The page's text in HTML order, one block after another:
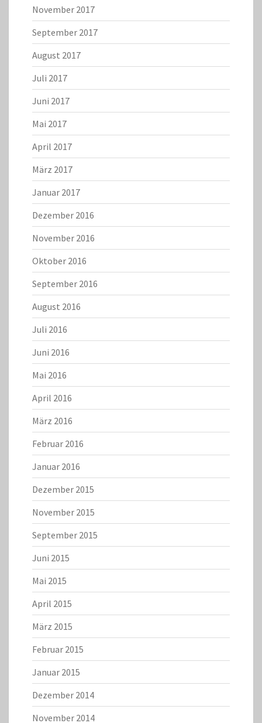
November 2017
September 2017
August 2017
Juli 2017
Juni 2017
Mai 2017
April 2017
März 2017
Januar 2017
Dezember 2016
November 2016
Oktober 2016
September 2016
August 2016
Juli 2016
Juni 2016
Mai 2016
April 2016
März 2016
Februar 2016
Januar 2016
Dezember 2015
November 2015
September 2015
Juni 2015
Mai 2015
April 2015
März 2015
Februar 2015
Januar 2015
Dezember 2014
November 2014